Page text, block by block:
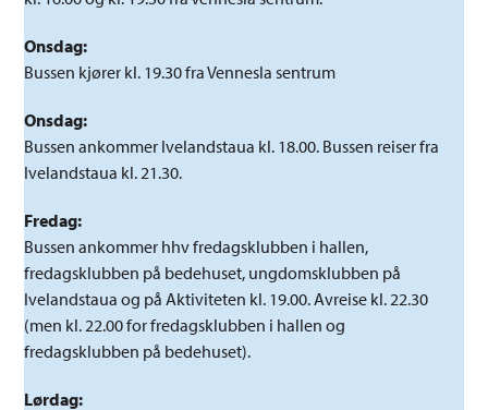
Onsdag:
Bussen kjører kl. 19.30 fra Vennesla sentrum
Onsdag:
Bussen ankommer Ivelandstaua kl. 18.00. Bussen reiser fra
Ivelandstaua kl. 21.30.
Fredag:
Bussen ankommer hhv fredagsklubben i hallen,
fredagsklubben på bedehuset, ungdomsklubben på
Ivelandstaua og på Aktiviteten kl. 19.00. Avreise kl. 22.30
(men kl. 22.00 for fredagsklubben i hallen og
fredagsklubben på bedehuset).
Lørdag: